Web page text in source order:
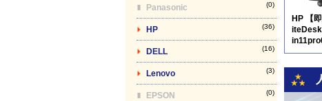
Panasonic (0)
HP (36)
DELL (16)
Lenovo (3)
EPSON (0)
HP 【
D8